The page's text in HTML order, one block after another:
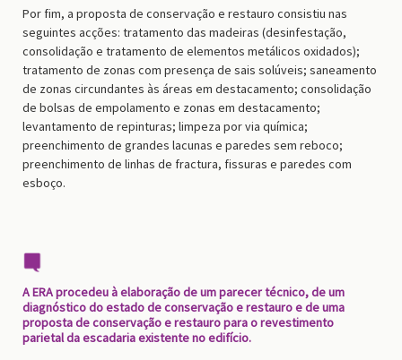
Por fim, a proposta de conservação e restauro consistiu nas
seguintes acções: tratamento das madeiras (desinfestação,
consolidação e tratamento de elementos metálicos oxidados);
tratamento de zonas com presença de sais solúveis; saneamento
de zonas circundantes às áreas em destacamento; consolidação
de bolsas de empolamento e zonas em destacamento;
levantamento de repinturas; limpeza por via química;
preenchimento de grandes lacunas e paredes sem reboco;
preenchimento de linhas de fractura, fissuras e paredes com
esboço.
A ERA procedeu à elaboração de um parecer técnico, de um
diagnóstico do estado de conservação e restauro e de uma
proposta de conservação e restauro para o revestimento
parietal da escadaria existente no edifício.